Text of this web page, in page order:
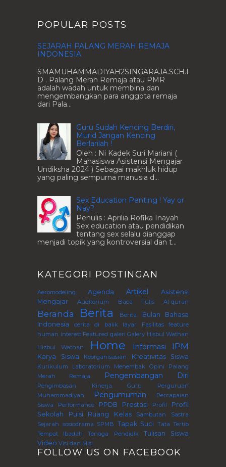
POPULAR POSTS
SEJARAH PALANG MERAH REMAJA
INDONESIA
SMAMUHAMMADIYAH2SINGARAJA.SCH.I
D . Palang Merah Remaja atau PMR
adalah wadah untuk membina dan
mengembangkan para anggota remaja
dari Pala...
Guru Sudah Kencing Berdiri,
Murid Jangan Kencing
Berlarilah !
Oleh : Ni Kadek Suri Mariani (
Mahasiswa Asistensi Mengajar
Undiksha 2024 ) Sebagai makhluk hidup
yang paling sempurna manusia d...
Sex Education Penting ! Yay or
Nay?
Penulis : Aprilia Rofika Inayah
Sex education atau pendidikan
tentang sex selalu dianggap
menjadi topik yang kontroversial dan t...
KATEGORI POSTINGAN
Aeromodeling Agenda Artikel
Asistensi
Mengajar
Auditorium Baca Tulis Al-quran
Beranda Berita Berita.
Bulan Bahasa
Indonesia
cerita di balik layar Fasilitas
feature
human interest Featured galeri Galery Hisbul Wathan
Hizbul Wathan
Home Informasi IPM
Karya Siswa Keorganisasian Kreativitas Siswa
Kurikulum Laboratorium Menembak Opini
Palang
Merah Remaja
Pengembangan Diri
Pengimbasan Kinerja Guru Perguruan
Muhammadiyah
Pengumuman
Percapaian
Siswa
Performance PPDB Prestasi Profil
Profil
Sekolah
Puisi Ruang Kelas Sambutan
Sastra
Sejarah sosiodrama SPMB Tapak Suci Tata Tertib
Tempat Ibadah
Tenaga Pendidik
Tulisan Siswa
Video Visi dan Misi
FOLLOW US ON FACEBOOK